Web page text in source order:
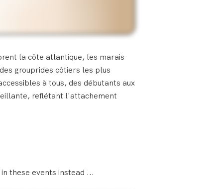
la côte atlantique, les marais
grouprides côtiers les plus
à tous, des débutants aux
reflétant l'attachement
these events instead ...